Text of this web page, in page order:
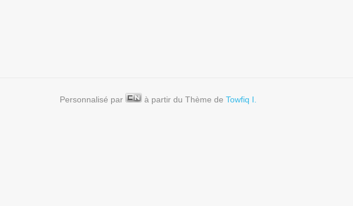
Personnalisé par à partir du Thème de Towfiq I.